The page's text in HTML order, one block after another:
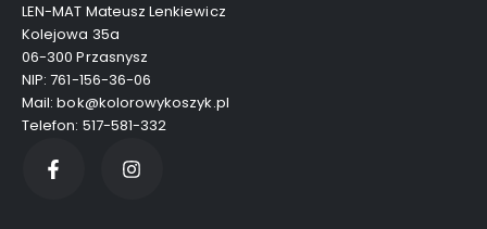
LEN-MAT Mateusz Lenkiewicz
Kolejowa 35a
06-300 Przasnysz
NIP: 761-156-36-06
Mail: bok@kolorowykoszyk.pl
Telefon: 517-581-332